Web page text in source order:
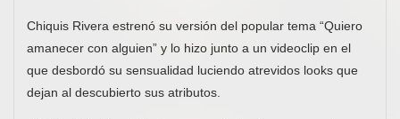
Chiquis Rivera estrenó su versión del popular tema “Quiero
amanecer con alguien” y lo hizo junto a un videoclip en el
que desbordó su sensualidad luciendo atrevidos looks que
dejan al descubierto sus atributos.